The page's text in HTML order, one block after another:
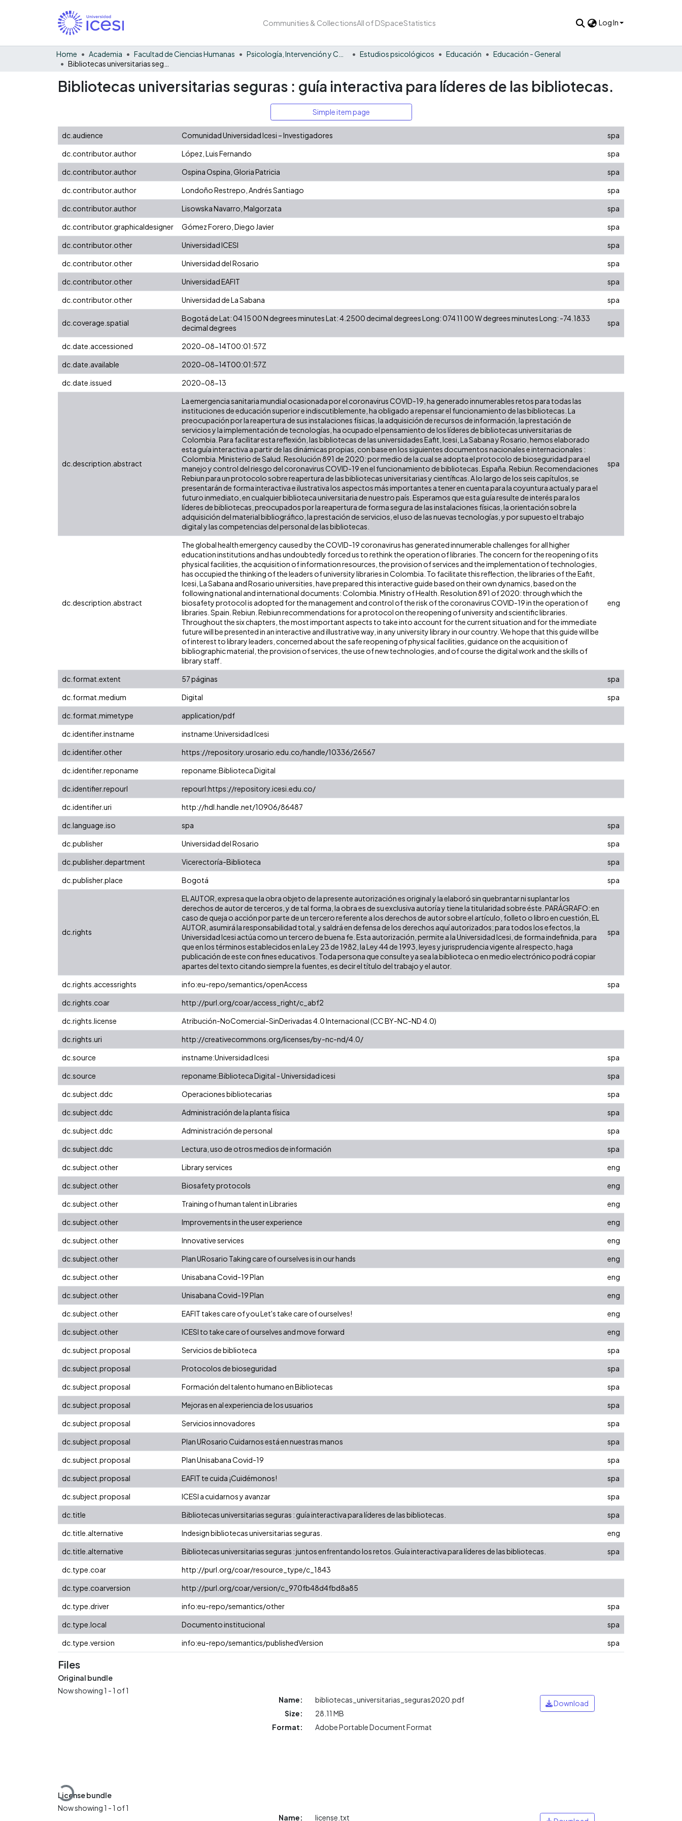
Communities & CollectionsAll of DSpaceStatistics Log In
Home Academia Facultad de Ciencias Humanas Estudios psicológicos Educación
Educación - General
Bibliotecas universitarias seguras : guía interactiva para líderes de las bibliotecas.
Simple item page
dc.audience Comunidad Universidad Icesi – Investigadores
spa
dc.contributor.author
López, Luis Fernando
spa
dc.contributor.author
Ospina Ospina, Gloria Patricia
spa
dc.contributor.author
Londoño Restrepo, Andrés Santiago
spa
dc.contributor.author
Lisowska Navarro, Malgorzata
spa
dc.contributor.graphicaldesigner
Gómez Forero, Diego Javier
spa
dc.contributor.other
Universidad ICESI
spa
dc.contributor.other
Universidad del Rosario
spa
dc.contributor.other
Universidad EAFIT
spa
dc.contributor.other
Universidad de La Sabana spa
dc.coverage.spatial
Bogotá de Lat: 04 15 00 N degrees minutes Lat: 4.2500 decimal degrees Long: 074 11 00 W degrees minutes Long: -74.1833
decimal degrees
spa
dc.date.accessioned
2020-08-14T00:01:57Z
dc.date.available
2020-08-14T00:01:57Z
dc.date.issued
2020-08-13
dc.description.abstract
La emergencia sanitaria mundial ocasionada por el coronavirus COVID-19, ha generado innumerables retos para todas las
instituciones de educación superior e indiscutiblemente, ha obligado a repensar el funcionamiento de las bibliotecas. La
preocupación por la reapertura de sus instalaciones físicas, la adquisición de recursos de información, la prestación de
servicios y la implementación de tecnologías, ha ocupado el pensamiento de los líderes de bibliotecas universitarias de
Colombia. Para facilitar esta reflexión, las bibliotecas de las universidades Eafit, Icesi, La Sabana y Rosario, hemos elaborado
esta guía interactiva a partir de las dinámicas propias, con base en los siguientes documentos nacionales e internacionales :
Colombia. Ministerio de Salud. Resolución 891 de 2020: por medio de la cual se adopta el protocolo de bioseguridad para el
manejo y control del riesgo del coronavirus COVID-19 en el funcionamiento de bibliotecas. España. Rebiun. Recomendaciones
Rebiun para un protocolo sobre reapertura de las bibliotecas universitarias y científicas. A lo largo de los seis capítulos, se
presentarán de forma interactiva e ilustrativa los aspectos más importantes a tener en cuenta para la coyuntura actual y para el
futuro inmediato, en cualquier biblioteca universitaria de nuestro país. Esperamos que esta guía resulte de interés para los
líderes de bibliotecas, preocupados por la reapertura de forma segura de las instalaciones físicas, la orientación sobre la
adquisición del material bibliográfico, la prestación de servicios, el uso de las nuevas tecnologías, y por supuesto el trabajo
digital y las competencias del personal de las bibliotecas.
spa
dc.description.abstract
The global health emergency caused by the COVID-19 coronavirus has generated innumerable challenges for all higher
education institutions and has undoubtedly forced us to rethink the operation of libraries. The concern for the reopening of its
physical facilities, the acquisition of information resources, the provision of services and the implementation of technologies,
has occupied the thinking of the leaders of university libraries in Colombia. To facilitate this reflection, the libraries of the Eafit,
Icesi, La Sabana and Rosario universities, have prepared this interactive guide based on their own dynamics, based on the
following national and international documents: Colombia. Ministry of Health. Resolution 891 of 2020: through which the
biosafety protocol is adopted for the management and control of the risk of the coronavirus COVID-19 in the operation of
libraries. Spain. Rebiun. Rebiun recommendations for a protocol on the reopening of university and scientific libraries.
Throughout the six chapters, the most important aspects to take into account for the current situation and for the immediate
future will be presented in an interactive and illustrative way, in any university library in our country. We hope that this guide will be
of interest to library leaders, concerned about the safe reopening of physical facilities, guidance on the acquisition of
bibliographic material, the provision of services, the use of new technologies, and of course the digital work and the skills of
library staff.
eng
dc.format.extent 57 páginas
spa
dc.format.medium
Digital
spa
dc.format.mimetype
application/pdf
dc.identifier.instname
instname:Universidad Icesi
dc.identifier.other
https://repository.urosario.edu.co/handle/10336/26567
dc.identifier.reponame
reponame:Biblioteca Digital
dc.identifier.repourl
repourl:https://repository.icesi.edu.co/
dc.identifier.uri
http://hdl.handle.net/10906/86487
dc.language.iso
spa
spa
dc.publisher
Universidad del Rosario
spa
dc.publisher.department
Vicerectoría-Biblioteca
spa
dc.publisher.place
Bogotá spa
dc.rights
EL AUTOR, expresa que la obra objeto de la presente autorización es original y la elaboró sin quebrantar ni suplantar los
derechos de autor de terceros, y de tal forma, la obra es de su exclusiva autoría y tiene la titularidad sobre éste. PARÁGRAFO: en
caso de queja o acción por parte de un tercero referente a los derechos de autor sobre el artículo, folleto o libro en cuestión, EL
AUTOR, asumirá la responsabilidad total, y saldrá en defensa de los derechos aquí autorizados; para todos los efectos, la
Universidad Icesi actúa como un tercero de buena fe. Esta autorización, permite a la Universidad Icesi, de forma indefinida, para
que en los términos establecidos en la Ley 23 de 1982, la Ley 44 de 1993, leyes y jurisprudencia vigente al respecto, haga
publicación de este con fines educativos. Toda persona que consulte ya sea la biblioteca o en medio electrónico podrá copiar
apartes del texto citando siempre la fuentes, es decir el título del trabajo y el autor.
spa
dc.rights.accessrights info:eu-repo/semantics/openAccess
spa
dc.rights.coar
http://purl.org/coar/access_right/c_abf2
dc.rights.license
Atribución-NoComercial-SinDerivadas 4.0 Internacional (CC BY-NC-ND 4.0)
dc.rights.uri
http://creativecommons.org/licenses/by-nc-nd/4.0/
dc.source
instname:Universidad Icesi
spa
dc.source
reponame:Biblioteca Digital - Universidad icesi
spa
dc.subject.ddc
Operaciones bibliotecarias
spa
dc.subject.ddc
Administración de la planta física
spa
dc.subject.ddc
Administración de personal
spa
dc.subject.ddc
Lectura, uso de otros medios de información
spa
dc.subject.other
Library services
eng
dc.subject.other
Biosafety protocols
eng
dc.subject.other
Training of human talent in Libraries
eng
dc.subject.other
Improvements in the user experience
eng
dc.subject.other
Innovative services
eng
dc.subject.other
Plan URosario Taking care of ourselves is in our hands
eng
dc.subject.other
Unisabana Covid-19 Plan
eng
dc.subject.other
Unisabana Covid-19 Plan
eng
dc.subject.other
EAFIT takes care of you Let's take care of ourselves!
eng
dc.subject.other
ICESI to take care of ourselves and move forward
eng
dc.subject.proposal
Servicios de biblioteca
spa
dc.subject.proposal
Protocolos de bioseguridad
spa
dc.subject.proposal
Formación del talento humano en Bibliotecas
spa
dc.subject.proposal
Mejoras en al experiencia de los usuarios
spa
dc.subject.proposal
Servicios innovadores
spa
dc.subject.proposal
Plan URosario Cuidarnos está en nuestras manos
spa
dc.subject.proposal
Plan Unisabana Covid-19
spa
dc.subject.proposal
EAFIT te cuida ¡Cuidémonos!
spa
dc.subject.proposal
ICESI a cuidarnos y avanzar
spa
dc.title
Bibliotecas universitarias seguras : guía interactiva para líderes de las bibliotecas.
spa
dc.title.alternative
Indesign bibliotecas universitarias seguras.
eng
dc.title.alternative
Bibliotecas universitarias seguras : juntos enfrentando los retos. Guía interactiva para líderes de las bibliotecas.
spa
dc.type.coar
http://purl.org/coar/resource_type/c_1843
dc.type.coarversion
http://purl.org/coar/version/c_970fb48d4fbd8a85
dc.type.driver
info:eu-repo/semantics/other
spa
dc.type.local
Documento institucional
spa
dc.type.version
info:eu-repo/semantics/publishedVersion spa
Files
Original bundle
Now showing1 - 1 of 1
Loading...
Name:
bibliotecas_universitarias_seguras2020.pdf
Size:
28.11 MB
Format:
Adobe Portable Document Format
Download
License bundle
Now showing1 - 1 of 1
Name:
license.txt